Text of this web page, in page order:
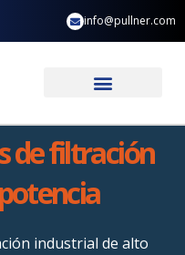
info@pullner.com
de filtración
industrial de alto